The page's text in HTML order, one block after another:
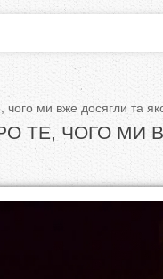
чого ми вже досягли та
ТЕ, ЧОГО МИ